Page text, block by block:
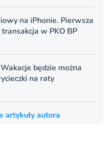
na iPhonie. Pierwsza
w PKO BP
będzie można
na raty
artykuły autora